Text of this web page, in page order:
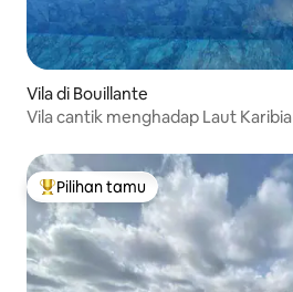
Vila di Bouillante
Vila cantik menghadap Laut Karibia
Pilihan tamu terpopuler
Pilihan tamu